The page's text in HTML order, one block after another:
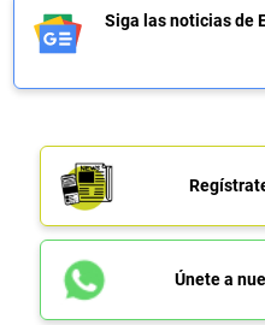
Siga las noticias de
Únete a